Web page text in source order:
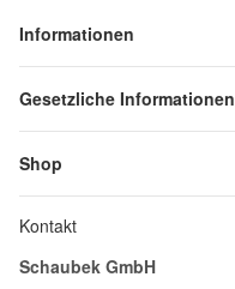
Informationen
Gesetzliche Informationen
Shop
Kontakt
Schaubek GmbH